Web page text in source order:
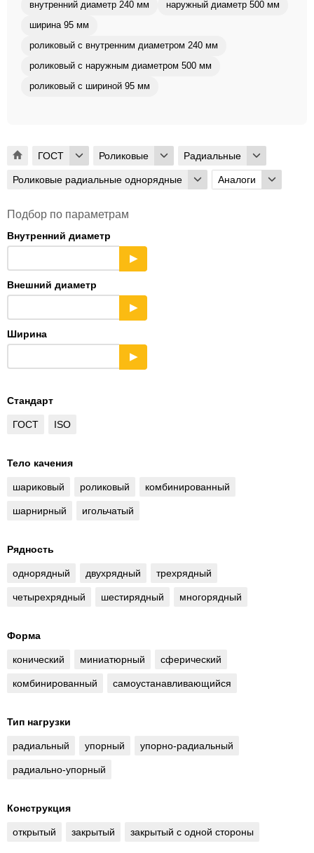
внутренний диаметр 240 мм наружный диаметр 500 мм
ширина 95 мм
роликовый с внутренним диаметром 240 мм
роликовый с наружным диаметром 500 мм
роликовый с шириной 95 мм
ГОСТ Роликовые Радиальные
Роликовые радиальные однорядные Аналоги
Подбор по параметрам
Внутренний диаметр
▶
Внешний диаметр
▶
Ширина
▶
Стандарт
ГОСТ ISO
Тело качения
шариковый роликовый комбинированный
шарнирный игольчатый
Рядность
однорядный двухрядный трехрядный
четырехрядный шестирядный многорядный
Форма
конический миниатюрный сферический
комбинированный самоустанавливающийся
Тип нагрузки
радиальный упорный упорно-радиальный
радиально-упорный
Конструкция
открытый закрытый закрытый с одной стороны